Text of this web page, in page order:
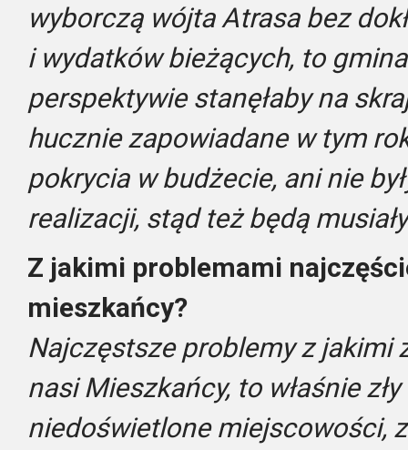
wyborczą wójta Atrasa bez
i wydatków bieżących, to
perspektywie stanęłaby na
hucznie zapowiadane w tym
pokrycia w budżecie, ani nie
realizacji, stąd też będą
Z jakimi problemami
mieszkańcy?
Najczęstsze problemy z jakimi
nasi Mieszkańcy, to właśnie
niedoświetlone miejscowości,